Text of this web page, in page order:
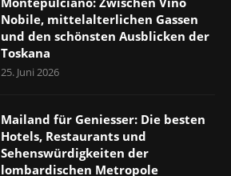
Nobile, mittelalterlichen Gassen
und den schönsten Ausblicken der
Toskana
25. Juni 2026
Mailand für Geniesser: Die besten
Hotels, Restaurants und
Sehenswürdigkeiten der
lombardischen Metropole